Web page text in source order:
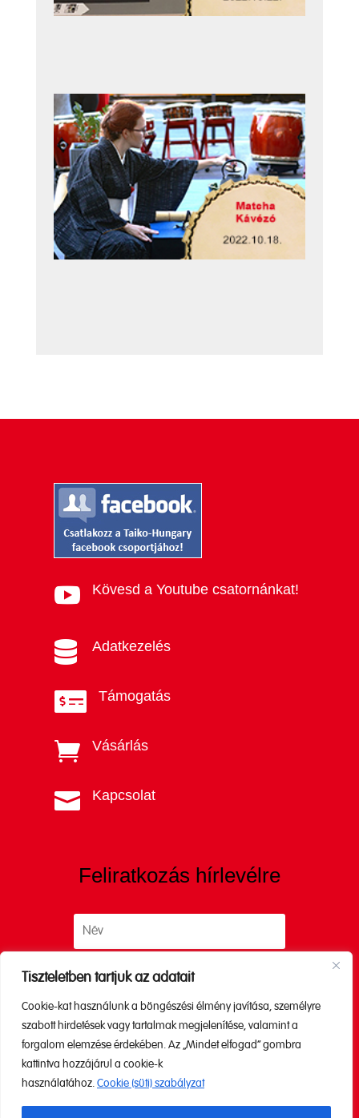
Tiszteletben tartjuk az adatait
Cookie-kat használunk a böngészési élmény javítása, személyre
szabott hirdetések vagy tartalmak megjelenítése, valamint a
forgalom elemzése érdekében. Az „Mindet elfogad” gombra
kattintva hozzájárul a cookie-k
használatához. Cookie (süti) szabályzat
 Kövesd a Youtube csatornánkat!
 Adatkezelés
 Támogatás
 Vásárlás
 Kapcsolat
Feliratkozás hírlevélre
Küldés
A küldéssel elfogadod az
tájékoztatónkat.